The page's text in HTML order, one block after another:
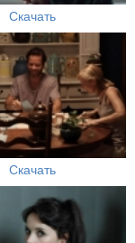
Скачать
Скачать